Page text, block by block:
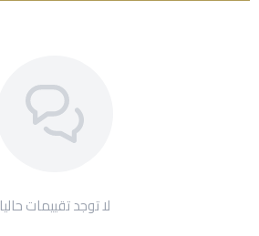
لا توجد تقييمات حاليا